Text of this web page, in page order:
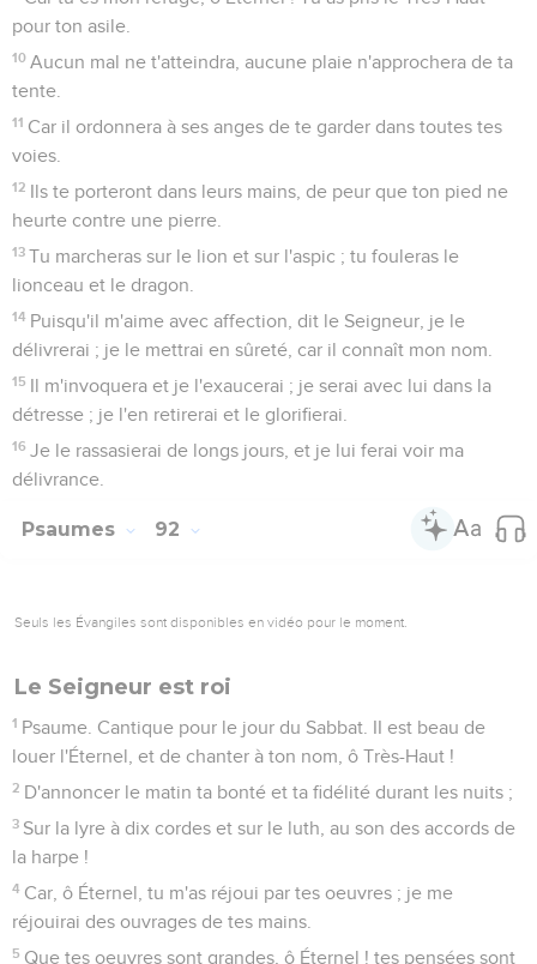
pour ton asile.
10 Aucun mal ne t'atteindra, aucune plaie n'approchera de ta
tente.
11 Car il ordonnera à ses anges de te garder dans toutes tes
voies.
12 Ils te porteront dans leurs mains, de peur que ton pied ne
heurte contre une pierre.
13 Tu marcheras sur le lion et sur l'aspic ; tu fouleras le
lionceau et le dragon.
14 Puisqu'il m'aime avec affection, dit le Seigneur, je le
délivrerai ; je le mettrai en sûreté, car il connaît mon nom.
15 Il m'invoquera et je l'exaucerai ; je serai avec lui dans la
détresse ; je l'en retirerai et le glorifierai.
16 Je le rassasierai de longs jours, et je lui ferai voir ma
délivrance.
Psaumes 92
Seuls les Évangiles sont disponibles en vidéo pour le moment.
Le Seigneur est roi
1 Psaume. Cantique pour le jour du Sabbat. II est beau de
louer l'Éternel, et de chanter à ton nom, ô Très-Haut !
2 D'annoncer le matin ta bonté et ta fidélité durant les nuits ;
3 Sur la lyre à dix cordes et sur le luth, au son des accords de
la harpe !
4 Car, ô Éternel, tu m'as réjoui par tes oeuvres ; je me
réjouirai des ouvrages de tes mains.
5 Que tes oeuvres sont grandes, ô Éternel ! tes pensées sont